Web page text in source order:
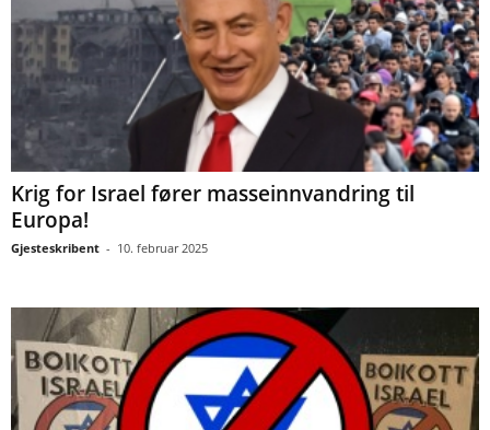
Krig for Israel fører masseinnvandring til
Europa!
Gjesteskribent - 10. februar 2025